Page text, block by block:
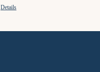
Details